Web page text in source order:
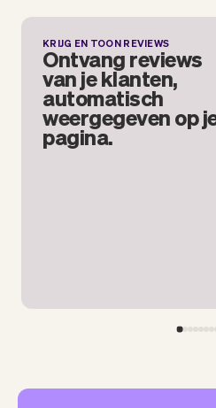
KRIJG EN TOON REVIEWS
Ontvang reviews
van je klanten,
automatisch
weergegeven op
pagina.
Ontvang reviews
klanten,
weergegeven